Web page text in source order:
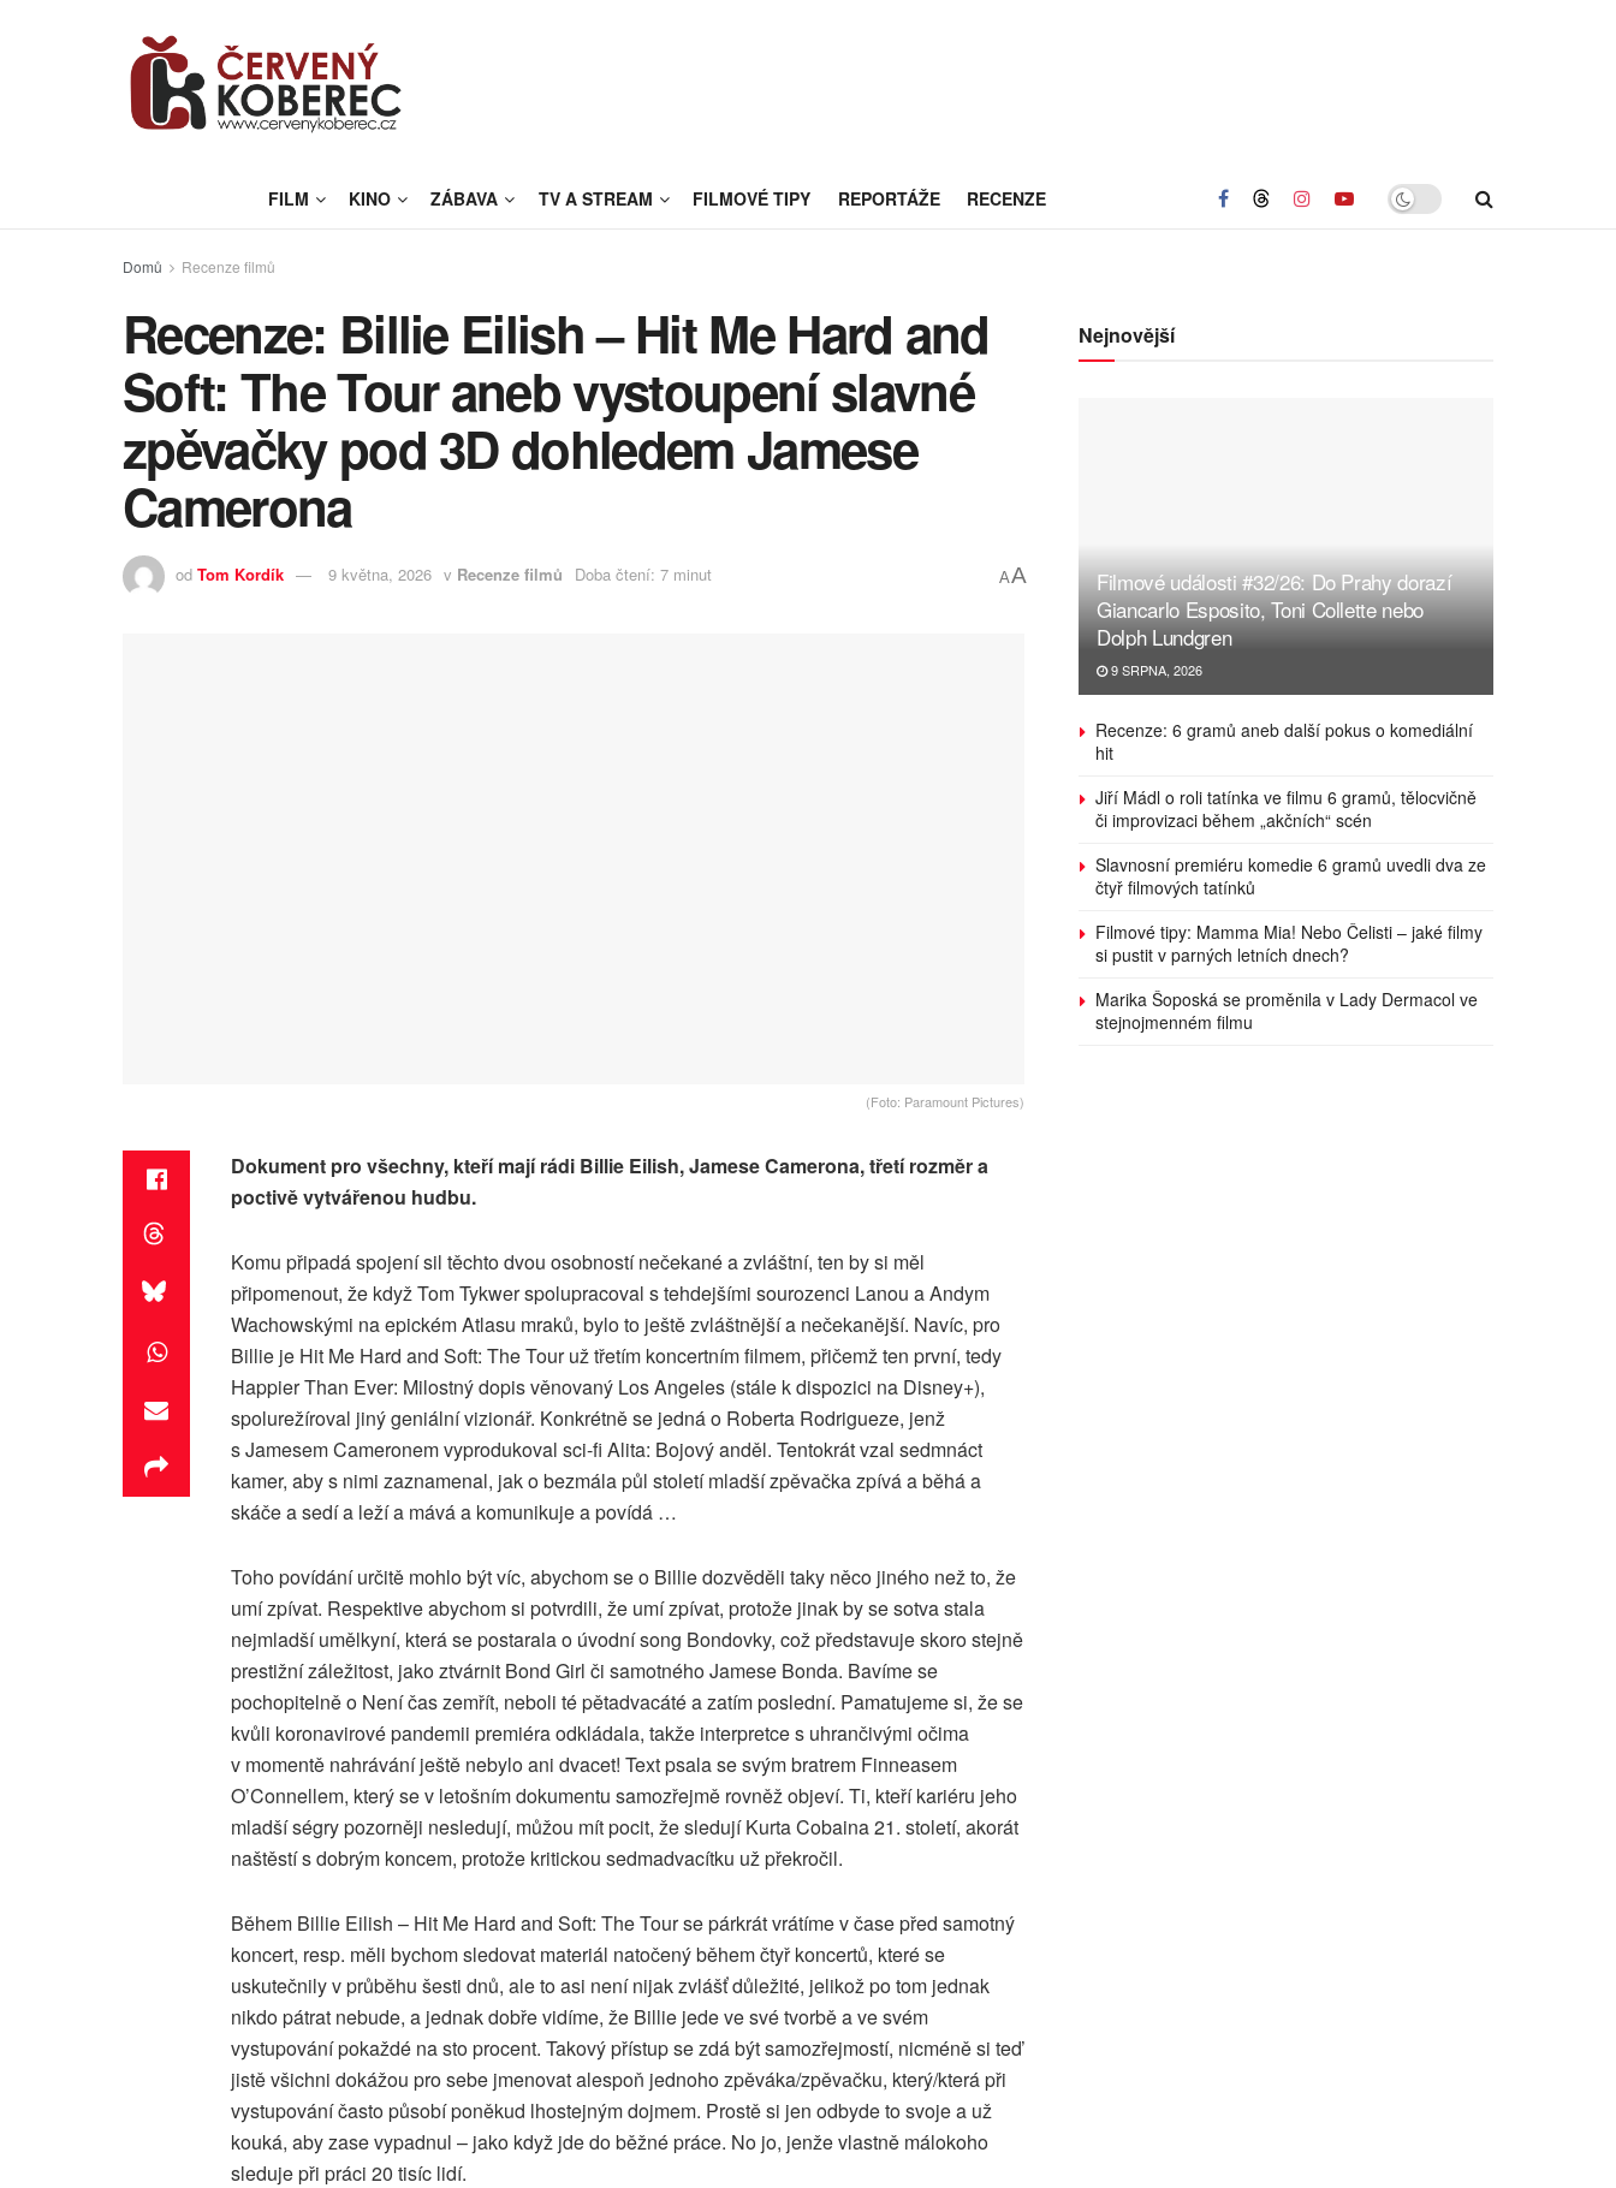
FILM KINO ZÁBAVA TV A STREAM FILMOVÉ TIPY REPORTÁŽE RECENZE
Domů Recenze filmů
Recenze: Billie Eilish – Hit Me Hard and
Soft: The Tour aneb vystoupení slavné
zpěvačky pod 3D dohledem Jamese
Camerona
od Tom Kordík 9 května, 2026 v Recenze filmů Doba čtení: 7 minut AA
(Foto: Paramount Pictures)
Dokument pro všechny, kteří mají rádi Billie Eilish, Jamese Camerona, třetí rozměr a
poctivě vytvářenou hudbu.
Komu připadá spojení sil těchto dvou osobností nečekané a zvláštní, ten by si měl
připomenout, že když Tom Tykwer spolupracoval s tehdejšími sourozenci Lanou a Andym
Wachowskými na epickém Atlasu mraků, bylo to ještě zvláštnější a nečekanější. Navíc, pro
Billie je Hit Me Hard and Soft: The Tour už třetím koncertním filmem, přičemž ten první, tedy
Happier Than Ever: Milostný dopis věnovaný Los Angeles (stále k dispozici na Disney+),
spolurežíroval jiný geniální vizionář. Konkrétně se jedná o Roberta Rodrigueze, jenž
s Jamesem Cameronem vyprodukoval sci-fi Alita: Bojový anděl. Tentokrát vzal sedmnáct
kamer, aby s nimi zaznamenal, jak o bezmála půl století mladší zpěvačka zpívá a běhá a
skáče a sedí a leží a mává a komunikuje a povídá …
Toho povídání určitě mohlo být víc, abychom se o Billie dozvěděli taky něco jiného než to, že
umí zpívat. Respektive abychom si potvrdili, že umí zpívat, protože jinak by se sotva stala
nejmladší umělkyní, která se postarala o úvodní song Bondovky, což představuje skoro stejně
prestižní záležitost, jako ztvárnit Bond Girl či samotného Jamese Bonda. Bavíme se
pochopitelně o Není čas zemřít, neboli té pětadvacáté a zatím poslední. Pamatujeme si, že se
kvůli koronavirové pandemii premiéra odkládala, takže interpretce s uhrančivými očima
v momentě nahrávání ještě nebylo ani dvacet! Text psala se svým bratrem Finneasem
O’Connellem, který se v letošním dokumentu samozřejmě rovněž objeví. Ti, kteří kariéru jeho
mladší ségry pozorněji nesledují, můžou mít pocit, že sledují Kurta Cobaina 21. století, akorát
naštěstí s dobrým koncem, protože kritickou sedmadvacítku už překročil.
Během Billie Eilish – Hit Me Hard and Soft: The Tour se párkrát vrátíme v čase před samotný
koncert, resp. měli bychom sledovat materiál natočený během čtyř koncertů, které se
uskutečnily v průběhu šesti dnů, ale to asi není nijak zvlášť důležité, jelikož po tom jednak
nikdo pátrat nebude, a jednak dobře vidíme, že Billie jede ve své tvorbě a ve svém
vystupování pokaždé na sto procent. Takový přístup se zdá být samozřejmostí, nicméně si teď
jistě všichni dokážou pro sebe jmenovat alespoň jednoho zpěváka/zpěvačku, který/která při
vystupování často působí poněkud lhostejným dojmem. Prostě si jen odbyde to svoje a už
kouká, aby zase vypadnul – jako když jde do běžné práce. No jo, jenže vlastně málokoho
sleduje při práci 20 tisíc lidí.
Nejnovější
Filmové události #32/26: Do Prahy dorazí
Giancarlo Esposito, Toni Collette nebo
Dolph Lundgren
9 SRPNA, 2026
Recenze: 6 gramů aneb další pokus o komediální
hit
Jiří Mádl o roli tatínka ve filmu 6 gramů, tělocvičně
či improvizaci během „akčních“ scén
Slavnosní premiéru komedie 6 gramů uvedli dva ze
čtyř filmových tatínků
Filmové tipy: Mamma Mia! Nebo Čelisti – jaké filmy
si pustit v parných letních dnech?
Marika Šoposká se proměnila v Lady Dermacol ve
stejnojmenném filmu